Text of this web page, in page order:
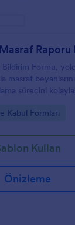
Raporu
Formu,
masraf
sürecini
Kabul Formları
Kullan
Önizleme